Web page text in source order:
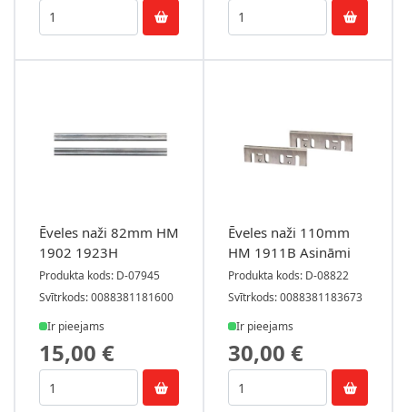
Ēveles naži 82mm HM
1902 1923H
Produkta kods: D-07945
Svītrkods: 0088381181600
Ir pieejams
15,00 €
Ēveles naži 110mm
HM 1911B Asināmi
Produkta kods: D-08822
Svītrkods: 0088381183673
Ir pieejams
30,00 €